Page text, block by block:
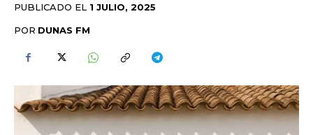
PUBLICADO EL 1 JULIO, 2025
POR DUNAS FM